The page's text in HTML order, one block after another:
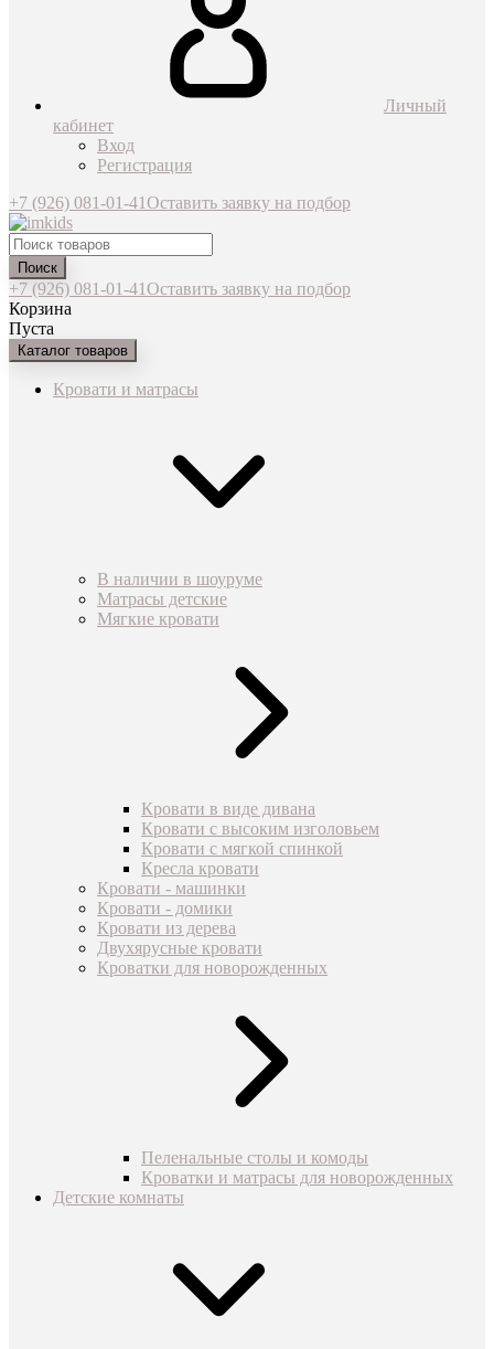
Личный
кабинет
Вход
Регистрация
+7 (926) 081-01-41Оставить заявку на подбор
Поиск
+7 (926) 081-01-41Оставить заявку на подбор
Корзина
Пуста
Каталог товаров
Кровати и матрасы
В наличии в шоуруме
Матрасы детские
Мягкие кровати
Кровати в виде дивана
Кровати с высоким изголовьем
Кровати с мягкой спинкой
Кресла кровати
Кровати - машинки
Кровати - домики
Кровати из дерева
Двухярусные кровати
Кроватки для новорожденных
Пеленальные столы и комоды
Кроватки и матрасы для новорожденных
Детские комнаты